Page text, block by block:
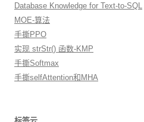
Database Knowledge for Text-to-SQL
MOE-算法
手撕PPO
实现 strStr() 函数-KMP
手撕Softmax
手撕selfAttention和MHA